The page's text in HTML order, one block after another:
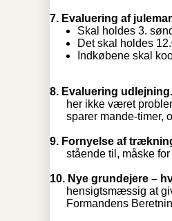
7. Evaluering af
Skal holdes 3.
Det skal holdes
Indkøbene skal
8. Evaluering
her ikke været
sparer mande-timer,
9. Fornyelse af
stående til, måske
10. Nye grundejere –
hensigtsmæssig at
Formandens